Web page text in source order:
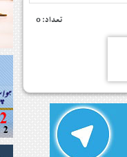
تعداد: 0